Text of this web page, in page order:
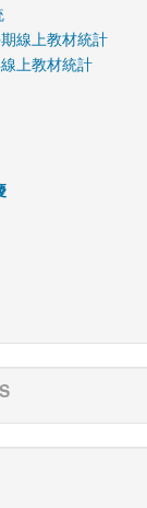
線上教材統計
上教材統計